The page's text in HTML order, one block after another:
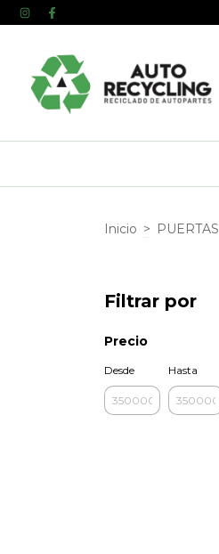
Inicio > PUERTAS
Filtrar por
Precio
Desde Hasta